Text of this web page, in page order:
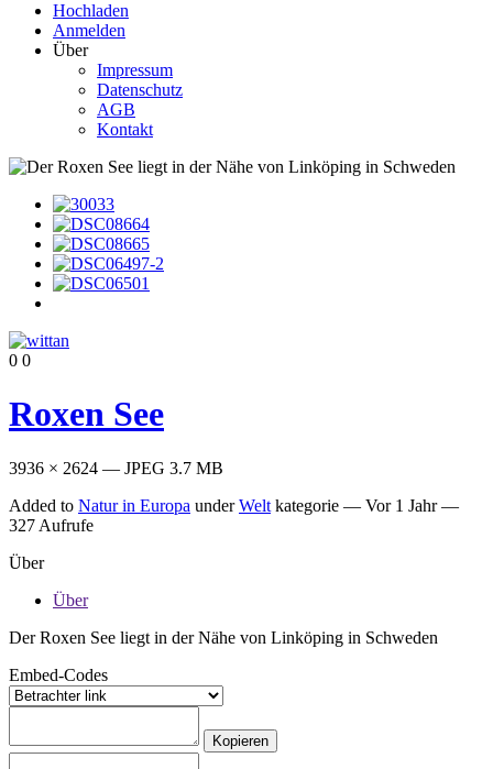
Hochladen
Anmelden
Über
Impressum
Datenschutz
AGB
Kontakt
0 0
Roxen See
3936 × 2624 — JPEG 3.7 MB
Added to Natur in Europa underWelt kategorie — Vor 1 Jahr—
327 Aufrufe
Über
Über
Der Roxen See liegt in der Nähe von Linköping in Schweden
Embed-Codes
Kopieren